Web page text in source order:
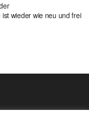
wieder wie neu und frei